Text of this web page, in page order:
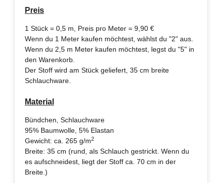
Preis
1 Stück = 0,5 m, Preis pro Meter = 9,90 €
Wenn du 1 Meter kaufen möchtest, wählst du "2" aus.
Wenn du 2,5 m Meter kaufen möchtest, legst du "5" in
den Warenkorb.
Der Stoff wird am Stück geliefert, 35 cm breite
Schlauchware.
Material
Bündchen, Schlauchware
95% Baumwolle, 5% Elastan
Gewicht: ca. 265 g/m2
Breite: 35 cm (rund, als Schlauch gestrickt. Wenn du
es aufschneidest, liegt der Stoff ca. 70 cm in der
Breite.)